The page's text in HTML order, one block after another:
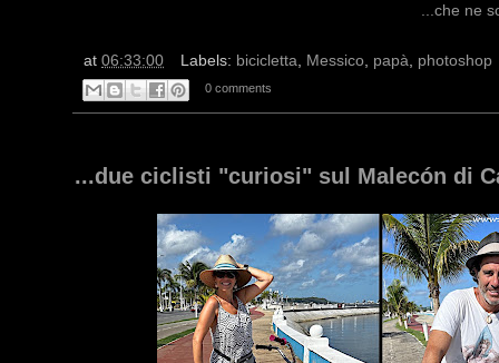
...che ne
at 06:33:00 Labels: bicicletta, Messico, papà, photoshop
0 comments
...due ciclisti "curiosi" sul Malecón di